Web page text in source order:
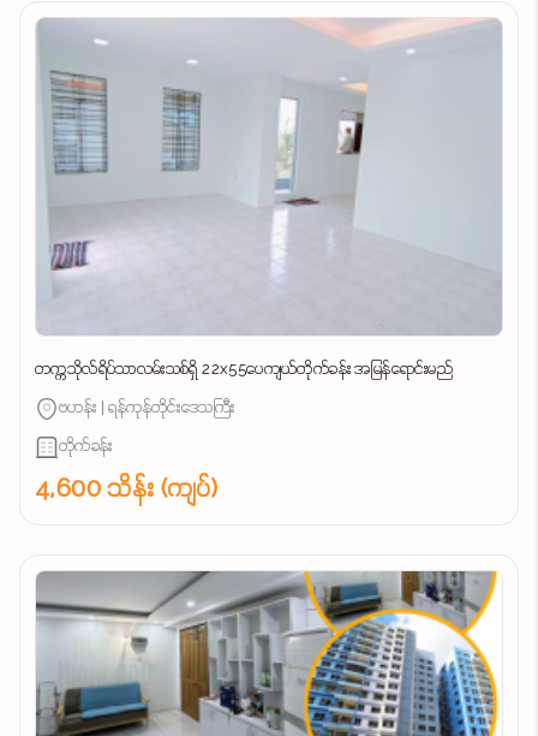
တက္ကသိုလ်ရိပ်သာလမ်းသစ်ရှိ 22x55ပေကျယ်တိုက်ခန်း အမြန်ရောင်းမည်
ဗဟန်း | ရန်ကုန်တိုင်းဒေသကြီး
တိုက်ခန်း
4,600 သိန်း (ကျပ်)